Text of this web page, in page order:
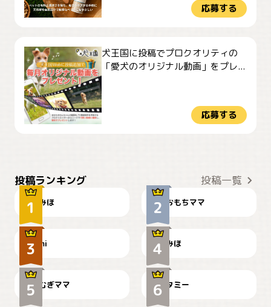
応募する
犬王国に投稿でプロクオリティの
「愛犬のオリジナル動画」をプレ...
応募する
投稿ランキング 投稿一覧
みほ おもちママ
可愛い？
mi
見てるぞぉ
みほ
🌻とむぎ！
むぎママ
ドーベルマンのお友達邸に
て
タミー